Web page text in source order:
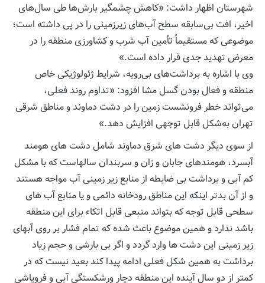
شهرستان اظهار داشت: «کاهش چشمگیر بارش‌ها طی سال‌های
اخیر، افت بی‌سابقه سطح آب‌های زیرزمینی را در پی داشته است؛
موضوعی که مستقیماً تأمین آب شرب و کشاورزی منطقه را در
معرض تهدید جدی قرار داده است.»
وی با اشاره به برداشت‌های بی‌رویه، شرایط ژئولوژیکی خاص
منطقه و فعال بودن گسل مشا افزود: «تداوم روند فعلی،
می‌تواند خطر فرونشست زمین را در دشت دماوند و مناطق شرقی
تهران به‌شکل قابل توجهی افزایش دهد.»
از سوی دیگر دشت های شرق دماوند شامل دشت های هومند
آبسرد، هومندهای جابان و زان و سربندان سالهاست که با مشکل
کم آبی و برداشت بی ضابطه از منابع زیر زمینی آب مواجه هستند
و از آن بدتر اینکه این مناطق رودخانه دائمی و یا منابع آب های
سطحی قابل توجه که بتواند منبعی قابل اتکاء برای این منطقه
باشد ندارد و همین موضوع باعث شده که تمام فشار بر روی آبهای
زیر زمینی این دشت ها وارد گردد و اگر بی بارشی و حجم زیاد
برداشت به همین شکل فعلی ادامه پیدا کند بعید نیست که در
کمتر از دو سال آینده این منطقه دچار ورشکستگی آبی و فروپاشی